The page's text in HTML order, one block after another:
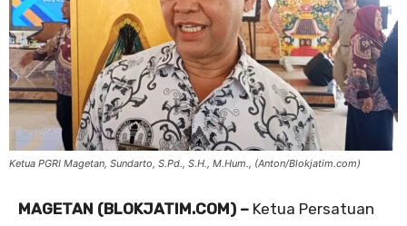
Ketua PGRI Magetan, Sundarto, S.Pd., S.H., M.Hum., (Anton/Blokjatim.com)
MAGETAN (BLOKJATIM.COM) – Ketua Persatuan